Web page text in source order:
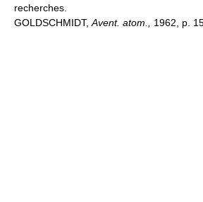
recherches.
GOLDSCHMIDT,Avent. atom., 1962, p.